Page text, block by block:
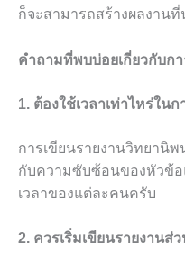
ก็จะสามารถสร้างผลงาน
คำถามที่พบบ่อยเกี่ยวกับก
1. ต้องใช้เวลาเท่าไหร่ใน
การเขียนรายงานวิทยานิ
กับความซับซ้อนของหัวข้อ
เวลาของแต่ละคนครับ
2. ควรเริ่มเขียนรายงานส่